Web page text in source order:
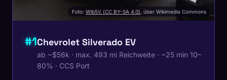
Foto: Wlb5V (CC BY-SA 4.0), über Wikimedia Commons
#1Chevrolet Silverado EV
ab ~$56k · max. 493 mi Reichweite · ~25 min 10–
80% · CCS Port